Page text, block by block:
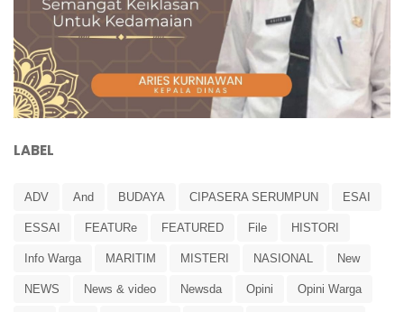
LABEL
ADV And BUDAYA CIPASERA SERUMPUN ESAI
ESSAI FEATURe FEATURED File HISTORI
Info Warga MARITIM MISTERI NASIONAL New
NEWS News & video Newsda Opini Opini Warga